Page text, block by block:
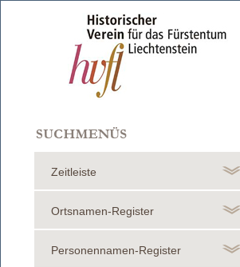
Zeitleiste
Ortsnamen-Register
Personennamen-Register